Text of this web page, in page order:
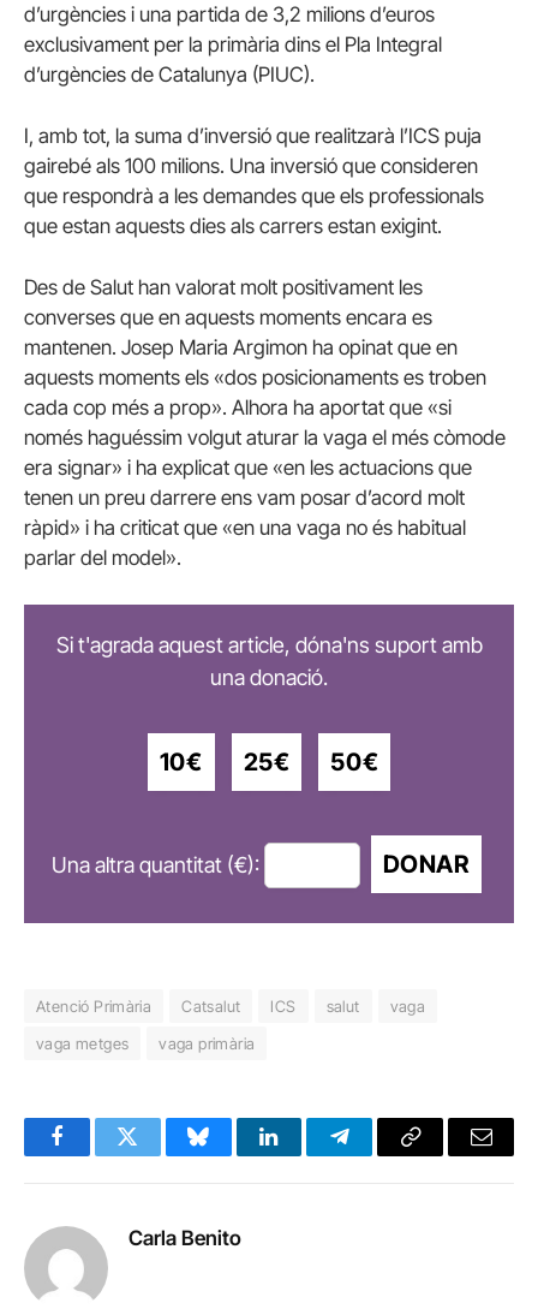
d’urgències i una partida de 3,2 milions d’euros
exclusivament per la primària dins el Pla Integral
d’urgències de Catalunya (PIUC).
I, amb tot, la suma d’inversió que realitzarà l’ICS puja
gairebé als 100 milions. Una inversió que consideren
que respondrà a les demandes que els professionals
que estan aquests dies als carrers estan exigint.
Des de Salut han valorat molt positivament les
converses que en aquests moments encara es
mantenen. Josep Maria Argimon ha opinat que en
aquests moments els «dos posicionaments es troben
cada cop més a prop». Alhora ha aportat que «si
només haguéssim volgut aturar la vaga el més còmode
era signar» i ha explicat que «en les actuacions que
tenen un preu darrere ens vam posar d’acord molt
ràpid» i ha criticat que «en una vaga no és habitual
parlar del model».
Si t'agrada aquest article, dóna'ns suport amb
una donació.
10€ 25€ 50€
Una altra quantitat (€): DONAR
Atenció Primària Catsalut ICS salut
vaga
vaga metges
vaga primària
FacebookTwitter BlueskyLinkedInTelegramCopy
Email
Carla Benito